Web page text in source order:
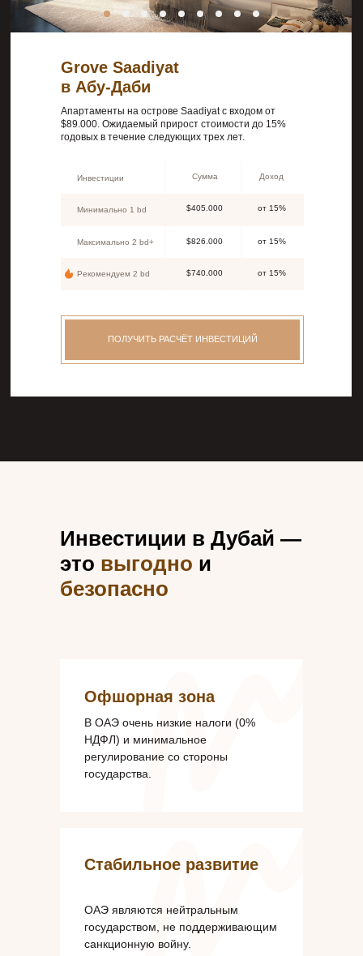
Апартаменты на острове Saadiyat с входом от
$89.000. Ожидаемый прирост стоимости до 15%
годовых в течение следующих трех лет.
Grove Saadiyat
в Абу-Даби
$740.000
$826.000
$405.000
Доход
Сумма
от 15%
Рекомендуем 2 bd
от 15%
Максимально 2 bd+
от 15%
Минимально 1 bd
Инвестиции
ПОЛУЧИТЬ РАСЧЁТ ИНВЕСТИЦИЙ
Инвестиции в Дубай —
это выгодно и
безопасно
В ОАЭ очень низкие налоги (0%
НДФЛ) и минимальное
регулирование со стороны
государства.
Офшорная зона
ОАЭ являются нейтральным
государством, не поддерживающим
санкционную войну.
Стабильное развитие